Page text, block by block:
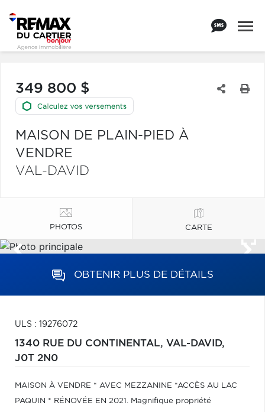
349 800 $
MAISON DE PLAIN-PIED À
VENDRE
VAL-DAVID
PHOTOS CARTE
OBTENIR PLUS DE DÉTAILS
ULS : 19276072
1340 RUE DU CONTINENTAL, VAL-DAVID,
J0T 2N0
MAISON À VENDRE * AVEC MEZZANINE *ACCÈS AU LAC
PAQUIN * RÉNOVÉE EN 2021. Magnifique propriété